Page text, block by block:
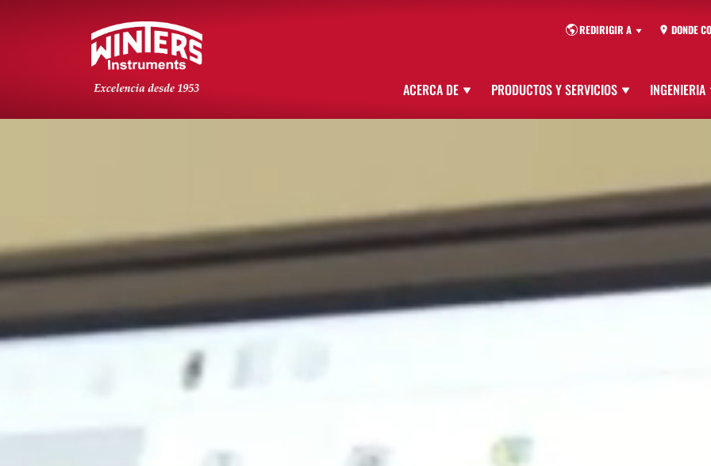
REDIRIGIR A DONDE
ACERCA DE PRODUCTOS Y SERVICIOS INGENIERIA